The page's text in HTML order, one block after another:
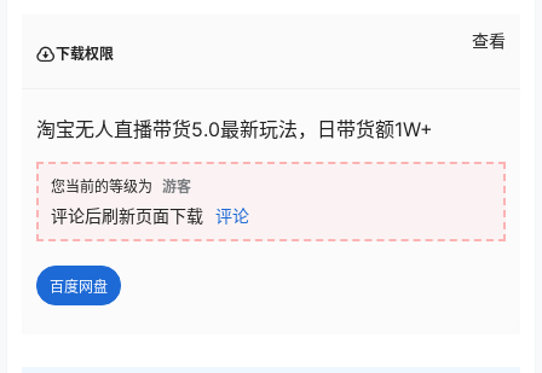
下载权限
查看
淘宝无人直播带货5.0最新玩法，日带货额1W+
您当前的等级为 游客
评论后刷新页面下载 评论
百度网盘